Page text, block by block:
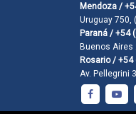
Mendoza /
Uruguay 750,
Paraná / +54
Buenos Aires
Rosario /
Av. Pellegrini